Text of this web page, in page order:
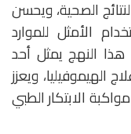
الصحية، ويحسن
الأمثل للموارد
النهج يمثل أحد
الهيموفيليا، ويعزز
الابتكار الطبي